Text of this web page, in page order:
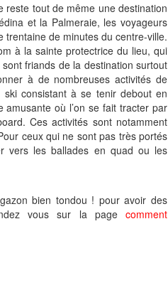
reste tout de même une destination
et la Palmeraie, les voyageurs
trentaine de minutes du centre-ville.
à la sainte protectrice du lieu, qui
friands de la destination surtout
à de nombreuses activités de
consistant à se tenir debout en
où l’on se fait tracter par
Ces activités sont notamment
ceux qui ne sont pas très portés
vers les ballades en quad ou les
bien tondou ! pour avoir des
vous sur la page comment